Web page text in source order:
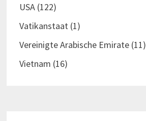
USA(122)
Vatikanstaat(1)
Vereinigte Arabische Emirate(11)
Vietnam (16)